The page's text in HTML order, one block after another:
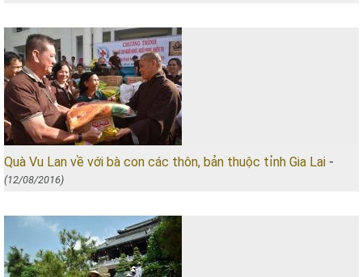
Quà Vu Lan về với bà con các thôn, bản thuộc tỉnh Gia Lai -
(12/08/2016)